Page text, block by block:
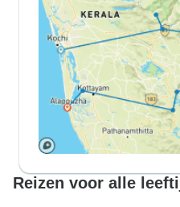
Reizen voor alle